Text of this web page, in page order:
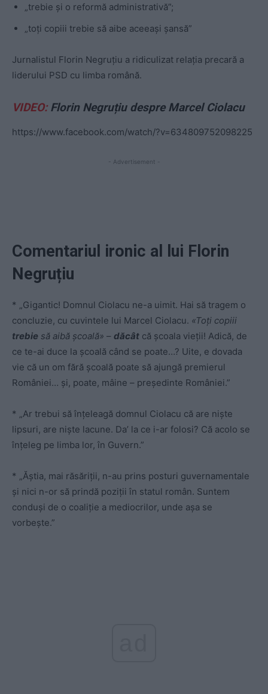
„trebie și o reformă administrativă”;
„toți copiii trebie să aibe aceeași șansă”
Jurnalistul Florin Negruțiu a ridiculizat relația precară a
liderului PSD cu limba română.
VIDEO:Florin Negruțiu despre Marcel Ciolacu
https://www.facebook.com/watch/?v=634809752098225
- Advertisement -
Comentariul ironic al lui Florin
Negruțiu
* „Gigantic! Domnul Ciolacu ne-a uimit. Hai să tragem o
concluzie, cu cuvintele lui Marcel Ciolacu. «Toți copiii
trebie să aibă școală» – dăcât că școala vieții! Adică, de
ce te-ai duce la școală când se poate…? Uite, e dovada
vie că un om fără școală poate să ajungă premierul
României… și, poate, mâine – președinte României.”
* „Ar trebui să înțeleagă domnul Ciolacu că are niște
lipsuri, are niște lacune. Da’ la ce i-ar folosi? Că acolo se
înțeleg pe limba lor, în Guvern.”
* „Ăștia, mai răsăriții, n-au prins posturi guvernamentale
și nici n-or să prindă poziții în statul român. Suntem
conduși de o coaliție a mediocrilor, unde așa se
vorbește.”